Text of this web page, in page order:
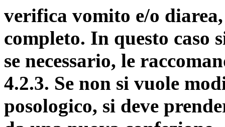
verifica vomito e/o
completo. In questo caso
se necessario, le
4.2.3. Se non si vuole
posologico, si deve